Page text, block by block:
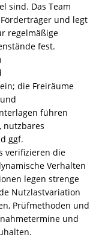
sind. Das Team
und legt
regelmäßige
fest.
die Freiräume
führen
nutzbares
ggf.
verifizieren die
Verhalten
legen strenge
Nutzlastvariation
Prüfmethoden und
und